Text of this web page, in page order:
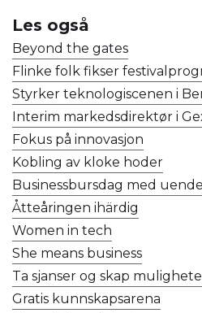
Les også
Beyond the gates
Flinke folk fikser
Styrker teknologiscenen i
Interim markedsdirektør i
Fokus på innovasjon
Kobling av kloke hoder
Businessbursdag med
Åtteåringen ihärdig
Women in tech
She means business
Ta sjanser og skap
Gratis kunnskapsarena